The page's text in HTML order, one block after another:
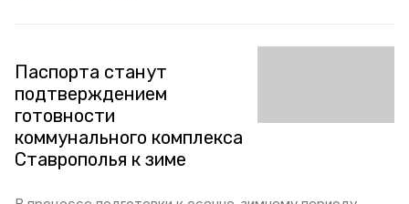
Паспорта станут
подтверждением
готовности
коммунального комплекса
Ставрополья к зиме